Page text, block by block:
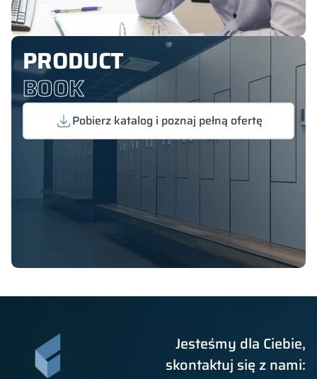
PRODUCT
BOOK
Pobierz katalog i poznaj pełną ofertę
Jesteśmy dla Ciebie,
skontaktuj się z nami: